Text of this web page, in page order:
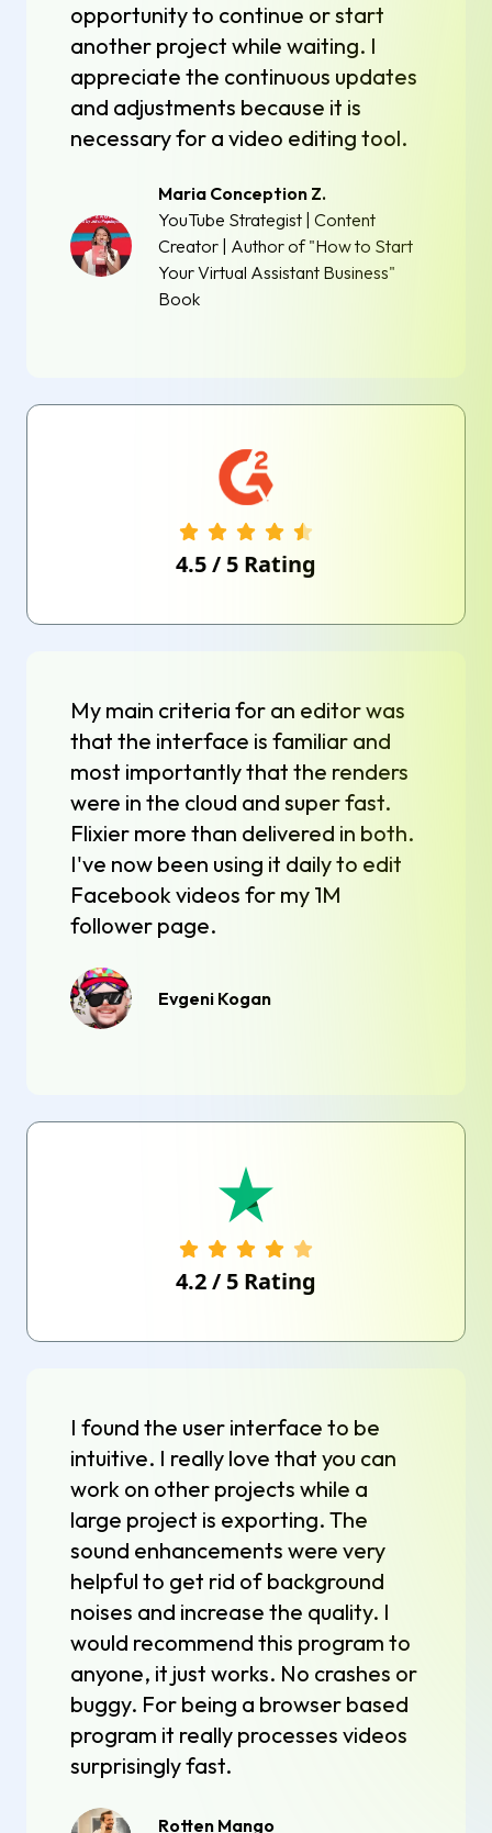
opportunity to continue or start
another project while waiting. I
appreciate the continuous updates
and adjustments because it is
necessary for a video editing tool.
Maria Conception Z.
YouTube Strategist | Content
Creator | Author of "How to Start
Your Virtual Assistant Business"
Book
4.5/ 5 Rating
My main criteria for an editor was
that the interface is familiar and
most importantly that the renders
were in the cloud and super fast.
Flixier more than delivered in both.
I've now been using it daily to edit
Facebook videos for my 1M
follower page.
Evgeni Kogan
4.2/ 5 Rating
I found the user interface to be
intuitive. I really love that you can
work on other projects while a
large project is exporting. The
sound enhancements were very
helpful to get rid of background
noises and increase the quality. I
would recommend this program to
anyone, it just works. No crashes or
buggy. For being a browser based
program it really processes videos
surprisingly fast.
Rotten Mango